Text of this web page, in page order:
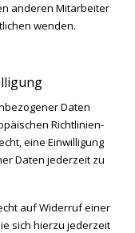
anderen Mitarbeiter
wenden.
Daten
Richtlinien-
eine Einwilligung
Daten jederzeit zu
auf Widerruf einer
sich hierzu jederzeit